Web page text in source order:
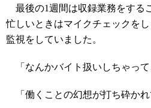
最後の1週間は収録業務をする
忙しいときはマイクチェックを
監視をしていました。
「なんかバイト扱いしちゃって
「働くことの幻想が打ち砕かれ